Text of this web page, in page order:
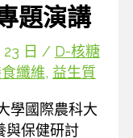
題演講
日 / D-核糖
纖維, 益生質
學國際農科大
與保健研討